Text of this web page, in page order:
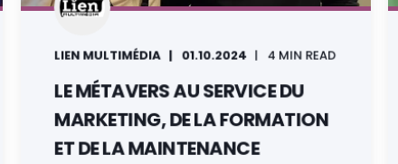
LIEN MULTIMÉDIA 01.10.2024 4 MIN READ
LE MÉTAVERS AU SERVICE DU
MARKETING, DE LA FORMATION
ET DE LA MAINTENANCE